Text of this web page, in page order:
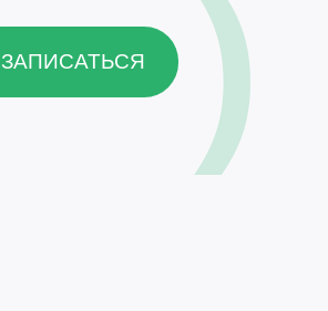
)
ЗАПИСАТЬСЯ